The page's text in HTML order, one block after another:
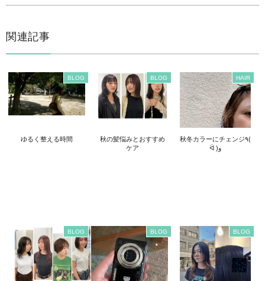
関連記事
BLOG
ゆるく整える時間
BLOG
秋の髪悩みとおすすめ
ケア
HAIR
秋冬カラーにチェンジ٩(
ᐛ )و
BLOG BLOG BLOG